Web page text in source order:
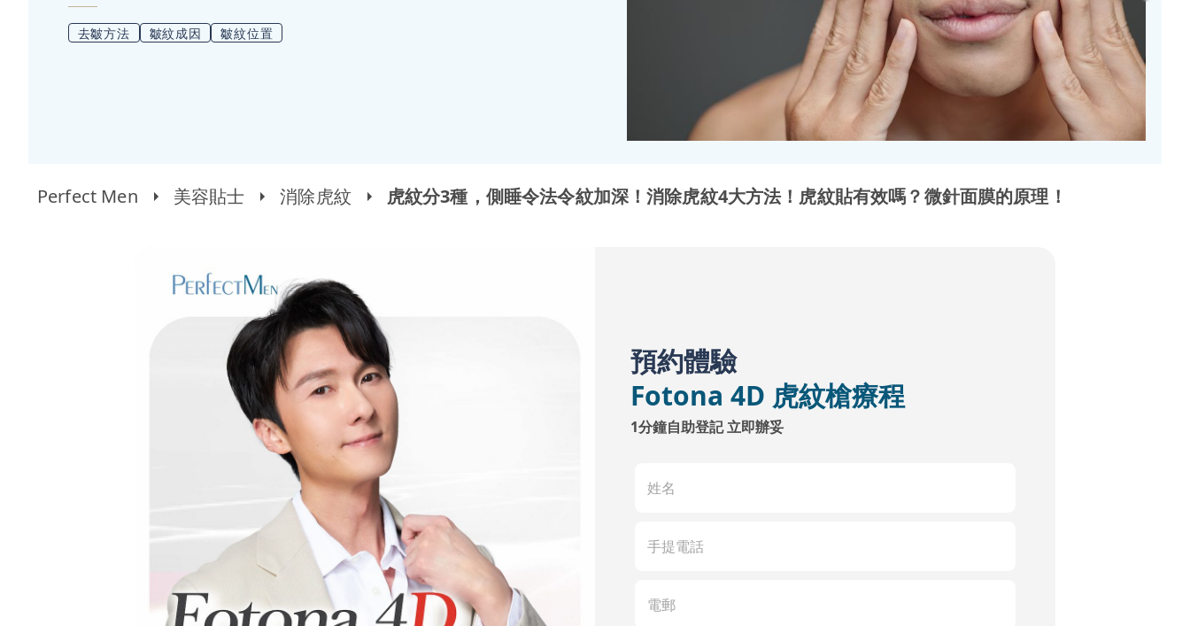
去皺方法 皺紋成因 皺紋位置
Perfect Men 美容貼士 消除虎紋 虎紋分3種，側睡令法令紋加深！消除虎紋4大方法！虎紋貼有效嗎？微針面膜的原理！
預約體驗
Fotona 4D 虎紋槍療程
1分鐘自助登記 立即辦妥